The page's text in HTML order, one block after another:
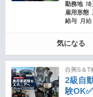
勤務地 埼
雇用形態
給与
月
気になる
自興S＆T
2級自
験